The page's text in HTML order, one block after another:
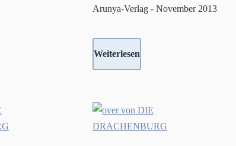
Arunya-Verlag - November 2013
Weiterlesen